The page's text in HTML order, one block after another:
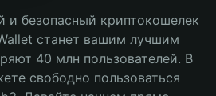
безопасный криптокошелек
станет вашим лучшим
40 млн пользователей. В
свободно пользоваться